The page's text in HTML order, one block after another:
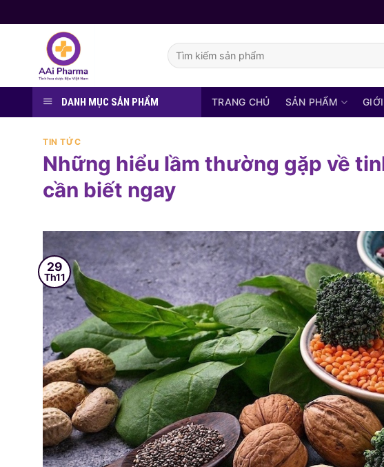
to
Tìm
kiếm:
DANH MỤC SẢN PHẨM TRANG CHỦ SẢN PHẨM
TIN TỨC
Những hiểu lầm thường gặp về
cần biết ngay
29
Th11